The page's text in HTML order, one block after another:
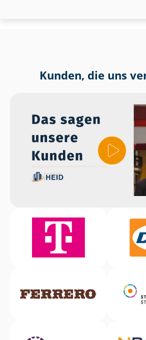
Kunden, die uns